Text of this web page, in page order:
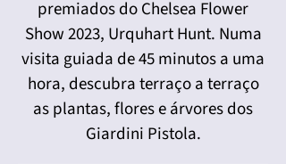
premiados do Chelsea Flower
Show 2023, Urquhart Hunt. Numa
visita guiada de 45 minutos a uma
hora, descubra terraço a terraço
as plantas, flores e árvores dos
Giardini Pistola.